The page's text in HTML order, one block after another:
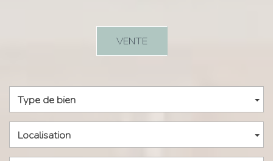
VENTE
Type de bien
Localisation